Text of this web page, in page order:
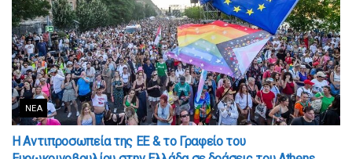
ΝΈΑ
Η Αντιπροσωπεία της ΕΕ & το Γραφείο του